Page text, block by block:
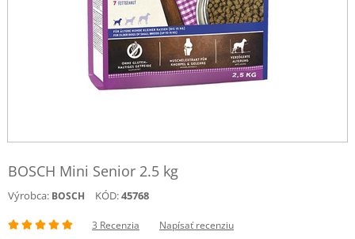
BOSCH Mini Senior 2.5 kg
Výrobca: BOSCH KÓD:45768
3 Recenzia Napísať recenziu